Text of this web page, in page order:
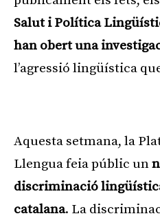
Salut i Política
han obert una
l’agressió lingüística
Aquesta setmana, la
Llengua feia públic un
discriminació
catalana. La